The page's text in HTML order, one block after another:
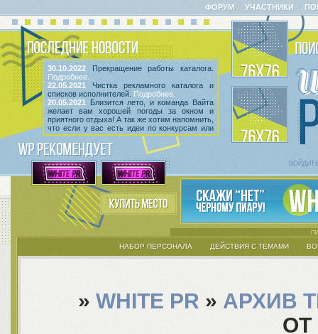
30.10.2022 Прекращение работы каталога.
Подробнее.
22.05.2021
Чистка рекламного каталога и
списков исполнителей. Подробнее.
20.05.2021
Близится лето, и команда Вайта
желает вам хорошей погоды за окном и
приятного отдыха! А так же хотим напомнить,
что если у вас есть идеи по конкурсам или
мероприятиям, вы всегда можете высказать
ихв этой теме! Так же сообщаем, что введен
срок неактивности исполнителей и их тем.
Подробнее.
НАБОР ПЕРСОНАЛА ДЕЙСТВИЯ С ТЕМАМИ
ФОРУМ УЧАСТНИКИ
» WHITE PR » АРХИВ
ОТ